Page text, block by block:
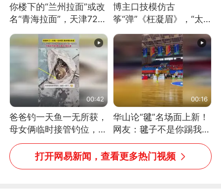
你楼下的“兰州拉面”或改
名“青海拉面”，天津72家
博主口技模仿古
筝“弹”《枉凝眉》，“太
吗？”“或将成为首位考级
不带古筝的选手。”（来
源：新华每日电讯）
00:42
爸爸钓一天鱼一无所获，
母女俩临时接管钓位，用
玩具鱼竿钓上大鱼
00:16
华山论“毽”名场面上新！
网友：毽子不是你踢我
捡，我踢你捡吗
打开网易新闻，查看更多热门视频